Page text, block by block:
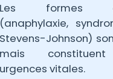
Les formes
(anaphylaxie,
Stevens-Johnson)
mais
urgences vitales.